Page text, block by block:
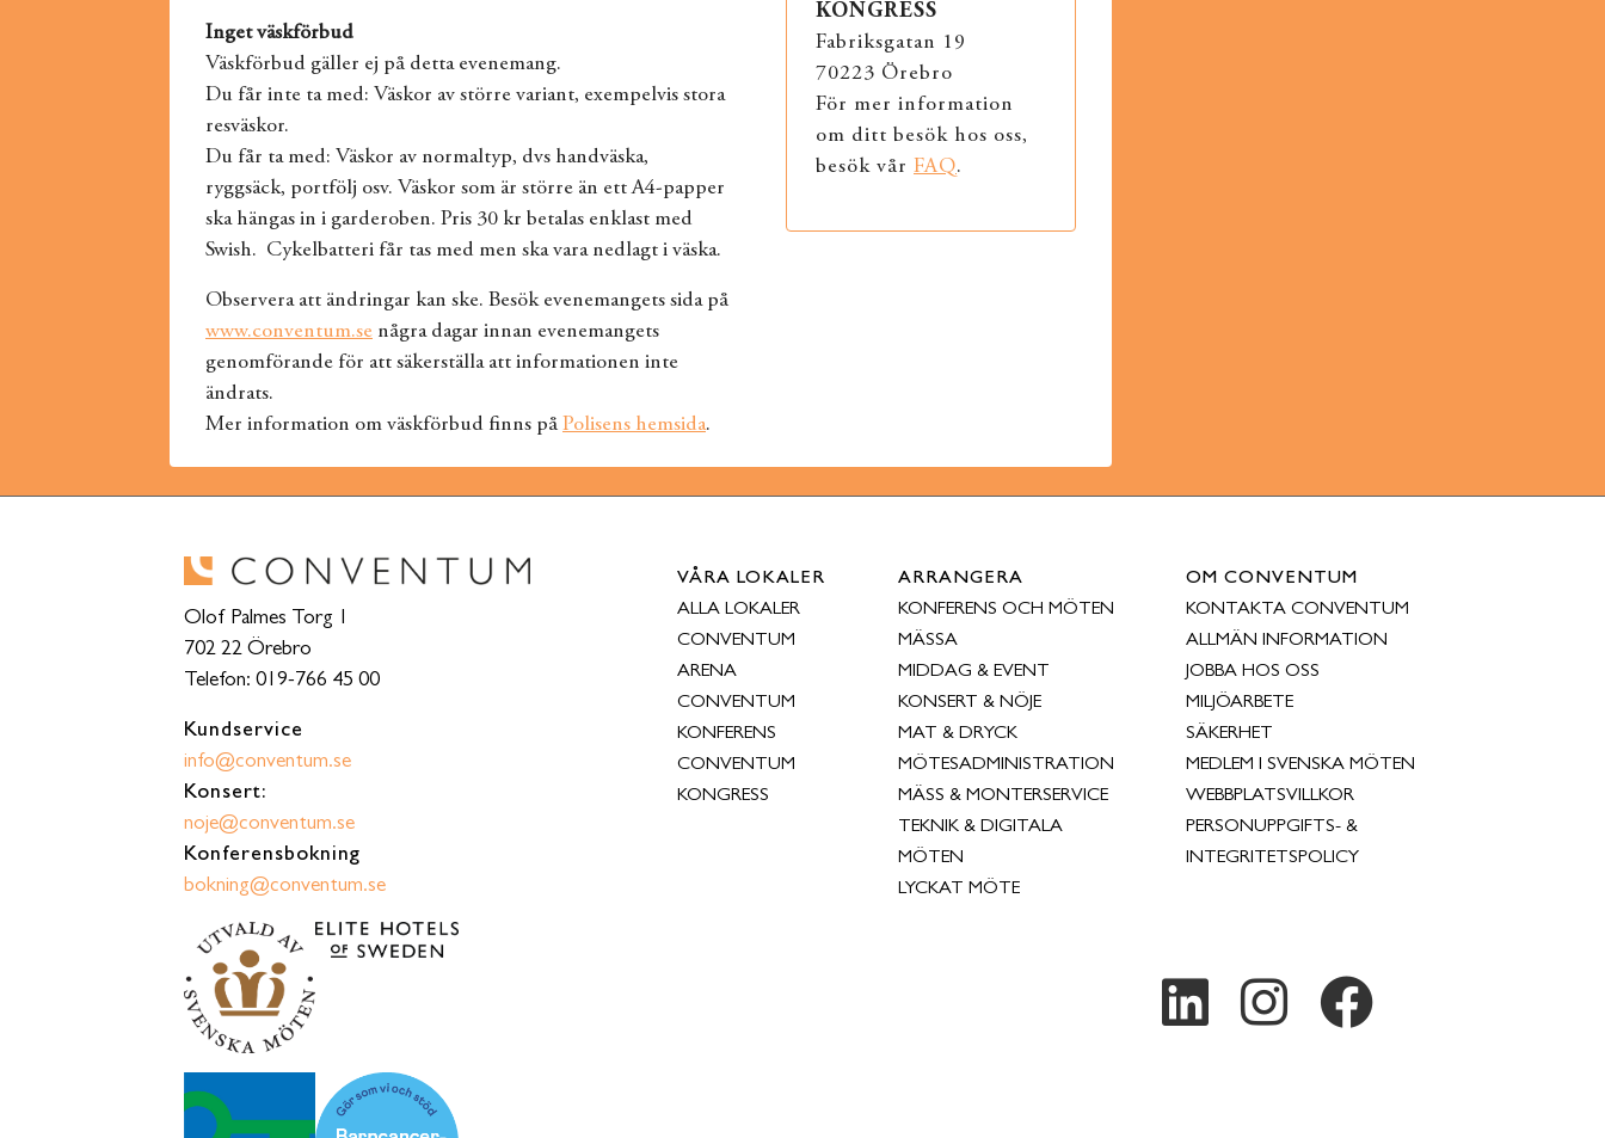
Inget väskförbud
Väskförbud gäller ej på detta evenemang.
Du får inte ta med: Väskor av större variant, exempelvis stora
resväskor.
Du får ta med: Väskor av normaltyp, dvs handväska,
ryggsäck, portfölj osv. Väskor som är större än ett A4-papper
ska hängas in i garderoben. Pris 30 kr betalas enklast med
Swish. Cykelbatteri får tas med men ska vara nedlagt i väska.
Observera att ändringar kan ske. Besök evenemangets sida på
www.conventum.se några dagar innan evenemangets
genomförande för att säkerställa att informationen inte
ändrats.
Mer information om väskförbud finns på Polisens hemsida.
KONGRESS
Fabriksgatan 19
70223 Örebro
För mer information
om ditt besök hos oss,
besök vår FAQ.
Olof Palmes Torg 1
702 22 Örebro
Telefon: 019-766 45 00
Kundservice
info@conventum.se
Konsert:
noje@conventum.se
Konferensbokning
bokning@conventum.se
VÅRA LOKALER
ALLA LOKALER
CONVENTUM
ARENA
CONVENTUM
KONFERENS
CONVENTUM
KONGRESS
ARRANGERA
KONFERENS OCH MÖTEN
MÄSSA
MIDDAG & EVENT
KONSERT & NÖJE
MAT & DRYCK
MÖTESADMINISTRATION
MÄSS & MONTERSERVICE
TEKNIK & DIGITALA
MÖTEN
LYCKAT MÖTE
OM CONVENTUM
KONTAKTA CONVENTUM
ALLMÄN INFORMATION
JOBBA HOS OSS
MILJÖARBETE
SÄKERHET
MEDLEM I SVENSKA MÖTEN
WEBBPLATSVILLKOR
PERSONUPPGIFTS- &
INTEGRITETSPOLICY